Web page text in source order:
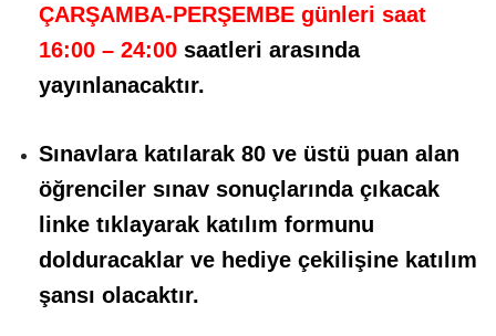
ÇARŞAMBA-PERŞEMBE günleri saat
16:00 – 24:00 saatleri arasında
yayınlanacaktır.
Sınavlara katılarak 80 ve üstü puan alan
öğrenciler sınav sonuçlarında çıkacak
linke tıklayarak katılım formunu
dolduracaklar ve hediye çekilişine katılım
şansı olacaktır.